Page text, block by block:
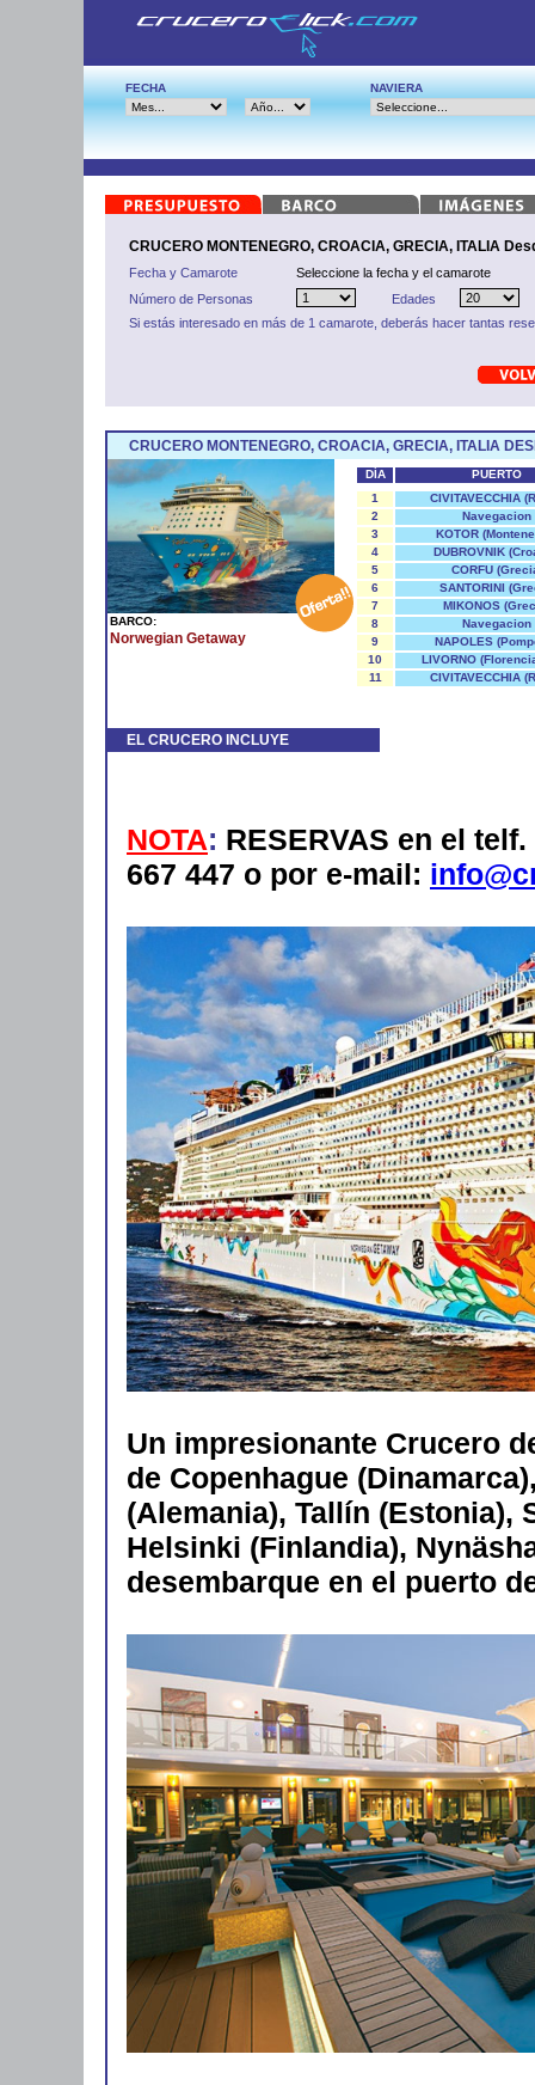
FECHA NAVIERA
CRUCERO MONTENEGRO, CROACIA, GRECIA, ITALIA
Fecha y Camarote
Seleccione la fecha y el camarote
Número de Personas
Edades
Si estás interesado en más de 1 camarote, deberás hacer tantas
CRUCERO MONTENEGRO, CROACIA, GRECIA, ITALIA
BARCO:
Norwegian Getaway
DÍA
PUERTO
1
CIVITAVECCHIA
2
Navegacion
3
KOTOR
4
DUBROVNIK
5
CORFU
6
SANTORINI
7
MIKONOS
8
Navegacion
9
NAPOLES
10
LIVORNO
11
CIVITAVECCHIA
EL CRUCERO INCLUYE
NOTA: RESERVAS en el
667 447 o por e-mail:
Un impresionante Crucero
de Copenhague
(Alemania), Tallín (Estonia),
Helsinki (Finlandia),
desembarque en el puerto